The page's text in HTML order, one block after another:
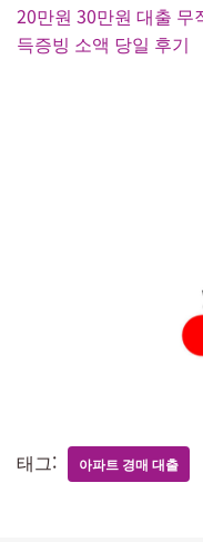
20만원 30만원 대출 무
득증빙 소액 당일 후기
태그: 아파트 경매 대출